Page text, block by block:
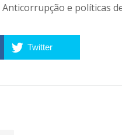
e políticas
Twitter